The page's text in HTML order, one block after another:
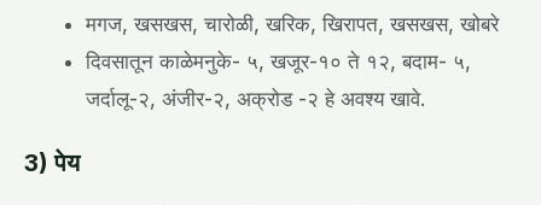
मगज, खसखस, चारोळी, खरिक, खिरापत, खसखस, खोबरे
दिवसातून काळेमनुके- ५, खजूर-१० ते १२, बदाम- ५,
जर्दालू-२, अंजीर-२, अक्रोड -२ हे अवश्य खावे.
3) पेय